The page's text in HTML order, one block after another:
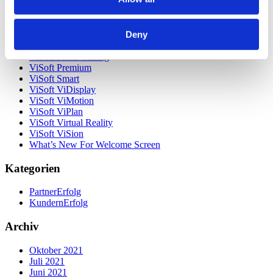
Deny
Unternehmen
ViSoft Augmented Reality
ViSoft Premium
ViSoft Smart
ViSoft ViDisplay
ViSoft ViMotion
ViSoft ViPlan
ViSoft Virtual Reality
ViSoft ViSion
What’s New For Welcome Screen
Kategorien
PartnerErfolg
KundernErfolg
Archiv
Oktober 2021
Juli 2021
Juni 2021